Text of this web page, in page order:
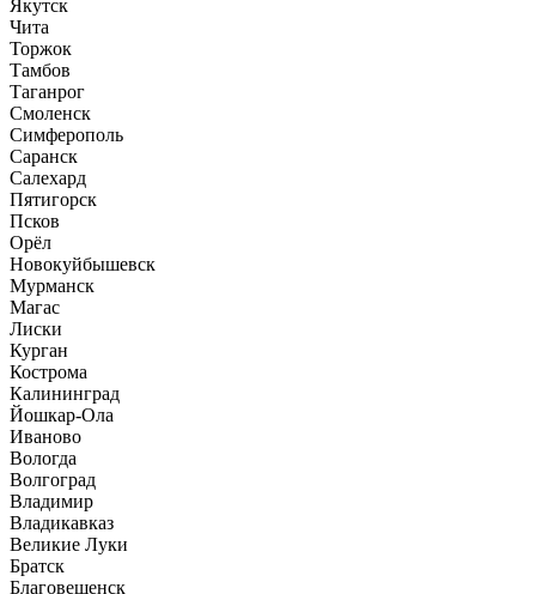
Якутск
Чита
Торжок
Тамбов
Таганрог
Смоленск
Симферополь
Саранск
Салехард
Пятигорск
Псков
Орёл
Новокуйбышевск
Мурманск
Магас
Лиски
Курган
Кострома
Калининград
Йошкар-Ола
Иваново
Вологда
Волгоград
Владимир
Владикавказ
Великие Луки
Братск
Благовещенск